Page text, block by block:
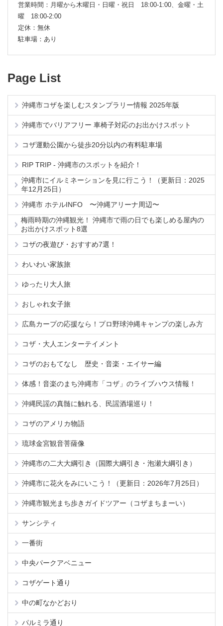
営業時間：月曜から木曜日・日曜・祝日 18:00-1:00、金曜・土
曜 18:00-2:00
定休：無休
駐車場：あり
Page List
沖縄市コザを楽しむスタンプラリー情報 2025年版
沖縄市でバリアフリー 車椅子対応のお出かけスポット
コザ運動公園から徒歩20分以内の有料駐車場
RIP TRIP - 沖縄市のスポットを紹介！
沖縄市にイルミネーションを見に行こう！（更新日：2025
年12月25日）
沖縄市 ホテルINFO 〜沖縄アリーナ周辺〜
梅雨時期の沖縄観光！ 沖縄市で雨の日でも楽しめる屋内の
お出かけスポット8選
コザの夜遊び・おすすめ7選！
わいわい家族旅
ゆったり大人旅
おしゃれ女子旅
広島カープの応援なら！プロ野球沖縄キャンプの楽しみ方
コザ・大人エンターテイメント
コザのおもてなし 歴史・音楽・エイサー編
体感！音楽のまち沖縄市「コザ」のライブハウス情報！
沖縄民謡の真髄に触れる、民謡酒場巡り！
コザのアメリカ物語
琉球金宮観音菩薩像
沖縄市の二大大綱引き（国際大綱引き・泡瀬大綱引き）
沖縄市に花火をみにいこう！（更新日：2026年7月25日）
沖縄市観光まち歩きガイドツアー（コザまちまーい）
サンシティ
一番街
中央パークアベニュー
コザゲート通り
中の町なかどおり
パルミラ通り